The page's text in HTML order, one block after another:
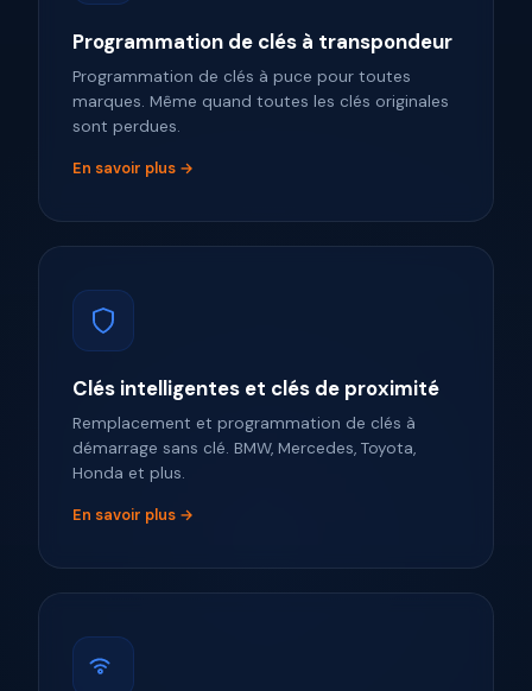
Programmation de clés à transpondeur
Programmation de clés à puce pour toutes
marques. Même quand toutes les clés originales
sont perdues.
En savoir plus →
Clés intelligentes et clés de proximité
Remplacement et programmation de clés à
démarrage sans clé. BMW, Mercedes, Toyota,
Honda et plus.
En savoir plus →